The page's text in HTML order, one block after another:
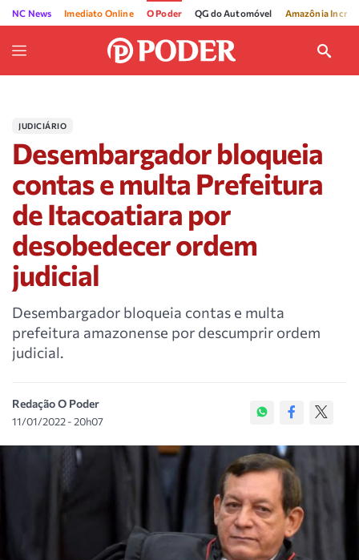
NC News Imediato Online O Poder QG do Automóvel Amazônia
JUDICIÁRIO
Desembargador bloqueia
contas e multa Prefeitura
de Itacoatiara por
desobedecer ordem
judicial
Desembargador bloqueia contas e multa
prefeitura amazonense por descumprir ordem
judicial.
Redação O Poder
11/01/2022 - 20h07